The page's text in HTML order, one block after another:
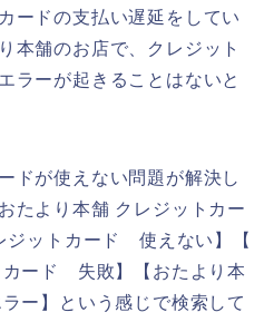
ードの支払い遅延をしてい
本舗のお店で、クレジット
ラーが起きることはないと
ドが使えない問題が解決し
たより本舗 クレジットカー
ジットカード 使えない】【
カード 失敗】【おたより本
ー】という感じで検索して